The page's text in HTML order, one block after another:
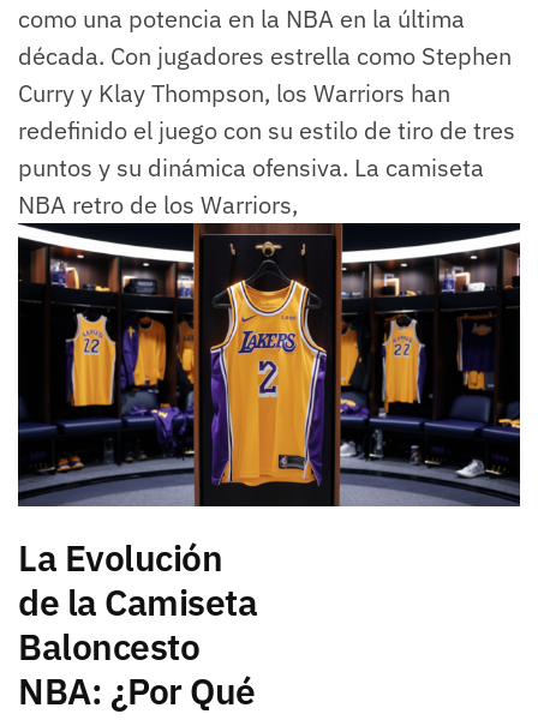
como una potencia en la NBA en la última
década. Con jugadores estrella como Stephen
Curry y Klay Thompson, los Warriors han
redefinido el juego con su estilo de tiro de tres
puntos y su dinámica ofensiva. La camiseta
NBA retro de los Warriors,
La Evolución
de la Camiseta
Baloncesto
NBA: ¿Por Qué